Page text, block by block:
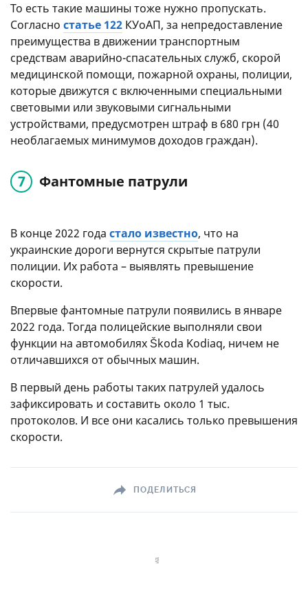
То есть такие машины тоже нужно пропускать.
Согласно статье 122 КУоАП, за непредоставление
преимущества в движении транспортным
средствам аварийно-спасательных служб, скорой
медицинской помощи, пожарной охраны, полиции,
которые движутся с включенными специальными
световыми или звуковыми сигнальными
устройствами, предусмотрен штраф в 680 грн (40
необлагаемых минимумов доходов граждан).
Фантомные патрули
В конце 2022 года стало известно, что на
украинские дороги вернутся скрытые патрули
полиции. Их работа – выявлять превышение
скорости.
Впервые фантомные патрули появились в январе
2022 года. Тогда полицейские выполняли свои
функции на автомобилях Škoda Kodiaq, ничем не
отличавшихся от обычных машин.
В первый день работы таких патрулей удалось
зафиксировать и составить около 1 тыс.
протоколов. И все они касались только превышения
скорости.
ПОДЕЛИТЬСЯ